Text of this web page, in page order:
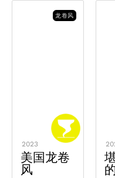
龙卷风
2023
美国龙卷
风